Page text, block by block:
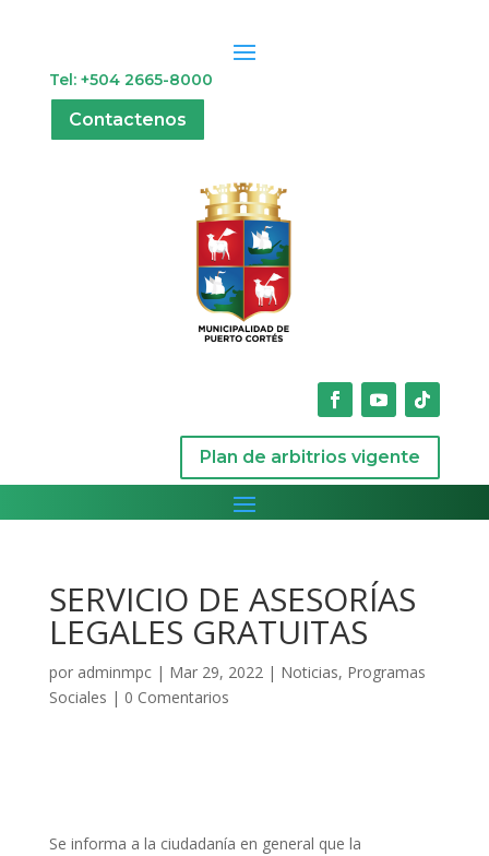
Tel: +504 2665-8000
Contactenos
Plan de arbitrios vigente
SERVICIO DE ASESORÍAS
LEGALES GRATUITAS
por adminmpc| Mar 29, 2022| Noticias, Programas
Sociales | 0 Comentarios
Se informa a la ciudadanía en general que la